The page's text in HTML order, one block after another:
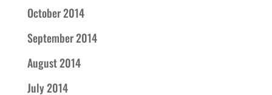
October 2014
September 2014
August 2014
July 2014